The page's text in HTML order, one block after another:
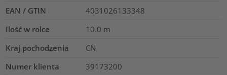
EAN / GTIN
4031026133348
Ilość w rolce
10.0 m
Kraj pochodzenia
CN
Numer klienta
39173200